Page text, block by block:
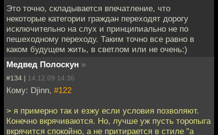
Это точно, складывается впечатление, что
некоторые категории граждан переходят дорогу
исключительно на слух и принципиально не по
пешеходному переходу. Таким точно все равно в
каком будущем жить, в светлом или не очень:)
Медвед Полоскун »
#134 | 14.12.09 14:36
Кому: Djinn, #122
> я примерно так и езжу если условия позволяют.
Конечно вкрячиваются. Но, лучше уж пусть торопыга
вкрячится спокойно, а не притирается в стиле "а